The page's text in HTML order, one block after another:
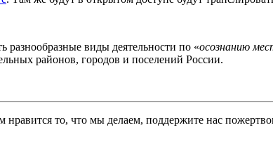
разнообразные виды деятельности по «осознанию
районов, городов и поселений России.
то, что мы делаем, поддержите нас